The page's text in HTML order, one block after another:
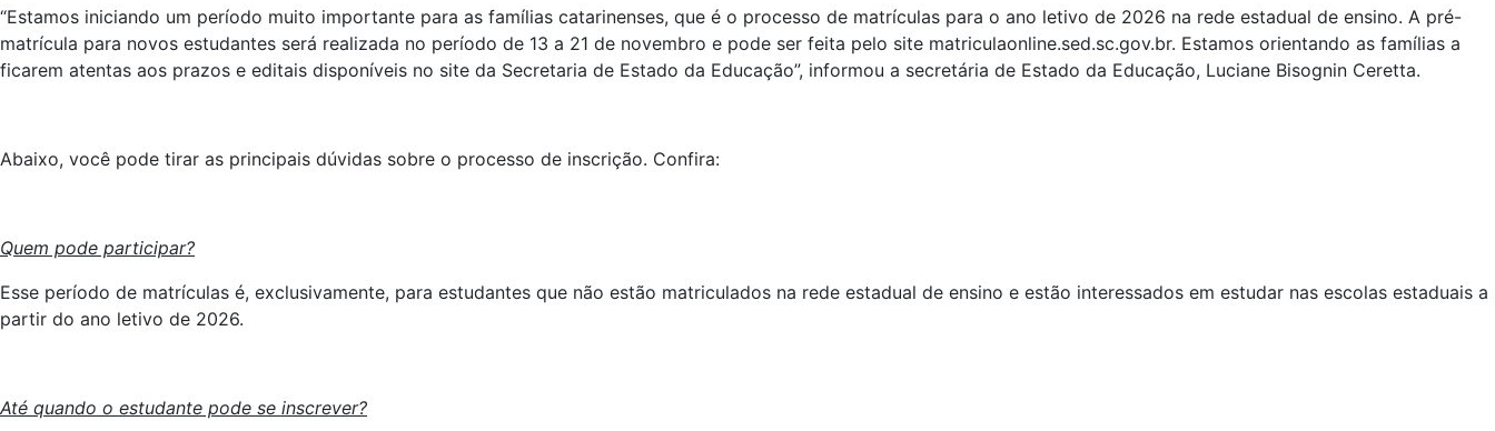
“Estamos iniciando um período muito importante para as famílias catarinenses, que é o processo de matrículas para o ano letivo de 2026 na rede estadual de ensino. A pré-
matrícula para novos estudantes será realizada no período de 13 a 21 de novembro e pode ser feita pelo site matriculaonline.sed.sc.gov.br. Estamos orientando as famílias a
ficarem atentas aos prazos e editais disponíveis no site da Secretaria de Estado da Educação”, informou a secretária de Estado da Educação, Luciane Bisognin Ceretta.
Abaixo, você pode tirar as principais dúvidas sobre o processo de inscrição. Confira:
Quem pode participar?
Esse período de matrículas é, exclusivamente, para estudantes que não estão matriculados na rede estadual de ensino e estão interessados em estudar nas escolas estaduais a
partir do ano letivo de 2026.
Até quando o estudante pode se inscrever?